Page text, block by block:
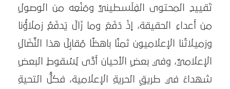
تَقييدِ المحتوى الفِلَسطينيِّ ومَنْعِه من الوصولِ
من أَعداءِ الحقيقة، إذْ دَفَعَ وما زَالَ يَدفَعُ زملاؤُنا
وزميلاتُنا الإعلاميون ثمنًا باهظًا مُقابِلَ هذا النِّضَالِ
الإعلاميِّ، وفي بعضِ الأحيان أَدَّى لِسُقوطِ البعضِ
شهداءَ في طريقِ الحريةِ الإعلامية، فكلُّ التحيةِ